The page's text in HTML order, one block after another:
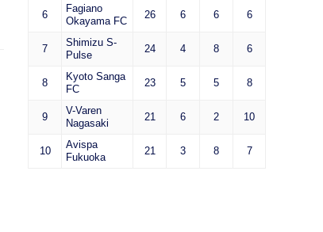
6
Fagiano
Okayama FC
26 6 6 6
7
Shimizu S-
Pulse
24 4 8 6
8
Kyoto Sanga
FC
23 5 5 8
9
V-Varen
Nagasaki
21 6 2 10
10
Avispa
Fukuoka
21 3 8 7